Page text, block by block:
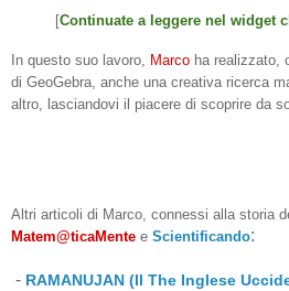
[Continuate a leggere nel widget
In questo suo lavoro, Marco ha realizzato,
di GeoGebra, anche una creativa ricerca
altro, lasciandovi il piacere di scoprire da
Altri articoli di Marco, connessi alla storia
Matem@ticaMente e Scientificando:
- RAMANUJAN (Il The Inglese